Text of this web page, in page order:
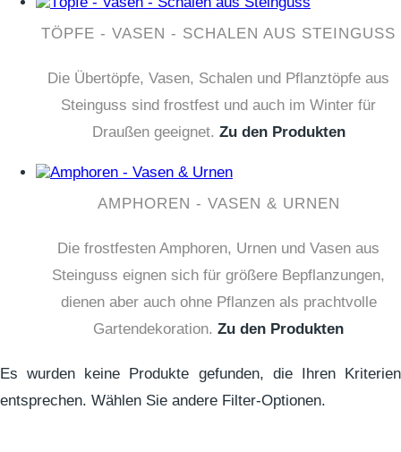
TÖPFE - VASEN - SCHALEN AUS STEINGUSS
Die Übertöpfe, Vasen, Schalen und Pflanztöpfe aus
Steinguss sind frostfest und auch im Winter für
Draußen geeignet. Zu den Produkten
AMPHOREN - VASEN & URNEN
Die frostfesten Amphoren, Urnen und Vasen aus
Steinguss eignen sich für größere Bepflanzungen,
dienen aber auch ohne Pflanzen als prachtvolle
Gartendekoration. Zu den Produkten
Es wurden keine Produkte gefunden, die Ihren Kriterien
entsprechen. Wählen Sie andere Filter-Optionen.